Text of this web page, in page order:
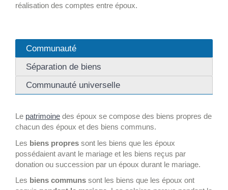
réalisation des comptes entre époux.
Communauté
Séparation de biens
Communauté universelle
Le patrimoine des époux se compose des biens propres de
chacun des époux et des biens communs.
Les biens propres sont les biens que les époux
possédaient avant le mariage et les biens reçus par
donation ou succession par un époux durant le mariage.
Les biens communs sont les biens que les époux ont